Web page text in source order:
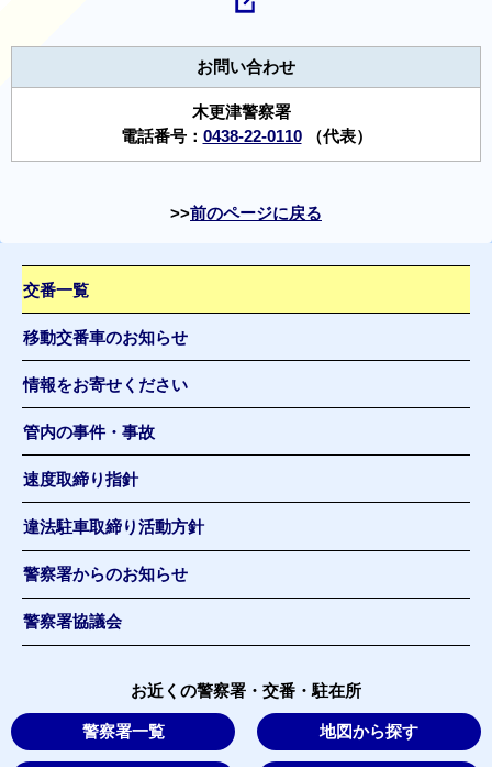
お問い合わせ
木更津警察署
電話番号： 0438-22-0110（代表）
前のページに戻る
交番一覧
移動交番車のお知らせ
情報をお寄せください
管内の事件・事故
速度取締り指針
違法駐車取締り活動方針
警察署からのお知らせ
警察署協議会
お近くの警察署・交番・駐在所
警察署一覧 地図から探す